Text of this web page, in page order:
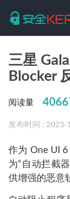
三星
Blocker
阅读量
发布时间 : 2023-
作为 One UI
为“自动拦截
供增强的恶意